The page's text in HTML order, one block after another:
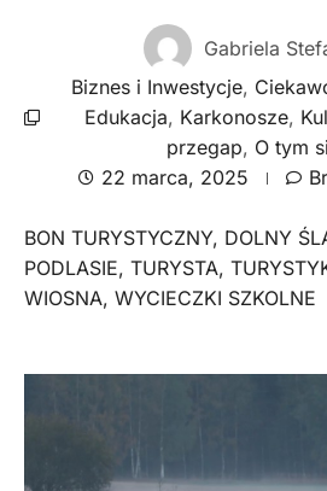
Gabriela
Biznes i Inwestycje,
Edukacja, Karkonosze,
przegap, O tym
22 marca, 2025
BON TURYSTYCZNY, DOLNY
PODLASIE, TURYSTA,
WIOSNA, WYCIECZKI SZKOLNE